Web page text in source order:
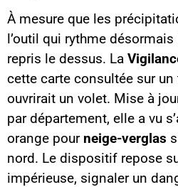
À mesure que les
l’outil qui rythme
repris le dessus. La
cette carte consultée sur
ouvrirait un volet. Mise à
par département, elle a vu
orange pour neige-verglas
nord. Le dispositif repose
impérieuse, signaler un